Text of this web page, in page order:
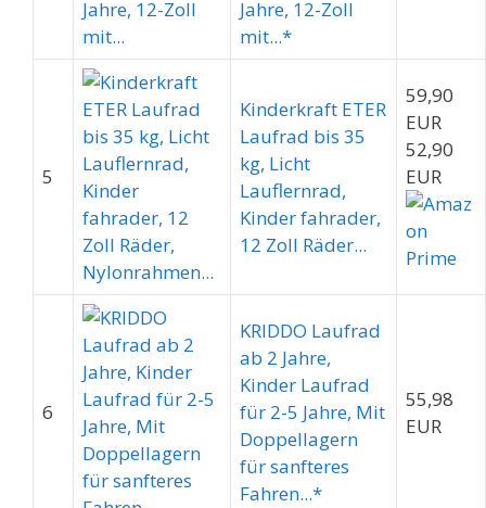
Jahre, 12-Zoll
mit...*
5
Kinderkraft ETER
Laufrad bis 35
kg, Licht
Lauflernrad,
Kinder fahrader,
12 Zoll Räder...
59,90
EUR
52,90
EUR
6
KRIDDO Laufrad
ab 2 Jahre,
Kinder Laufrad
für 2-5 Jahre, Mit
Doppellagern
für sanfteres
Fahren...*
55,98
EUR